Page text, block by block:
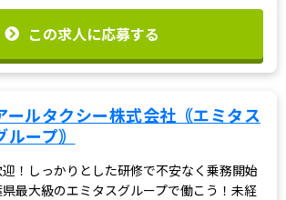
この求人に応募する
ールタクシー株式会社｟エミタス
ループ｠
！しっかりとした研修で不安なく乗務開始
最大級のエミタスグループで働こう！未経